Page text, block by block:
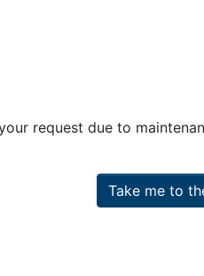
request due to
Take me to